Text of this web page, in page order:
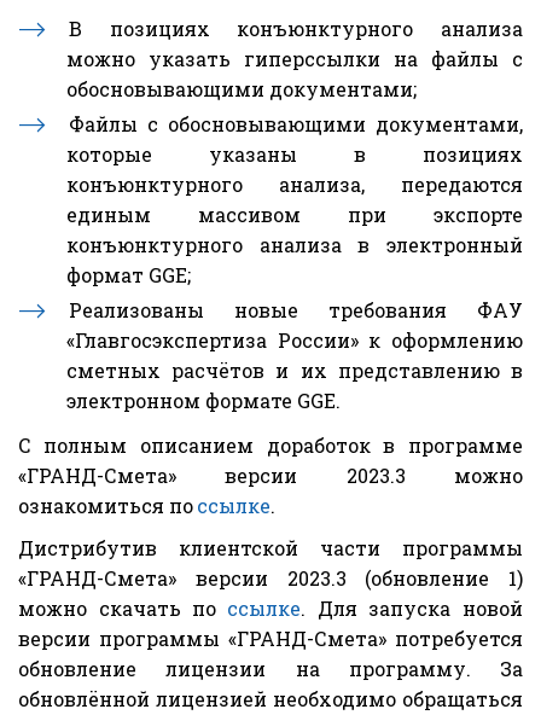
В позициях конъюнктурного анализа
можно указать гиперссылки на файлы с
обосновывающими документами;
Файлы с обосновывающими документами,
которые указаны в позициях
конъюнктурного анализа, передаются
единым массивом при экспорте
конъюнктурного анализа в электронный
формат GGE;
Реализованы новые требования ФАУ
«Главгосэкспертиза России» к оформлению
сметных расчётов и их представлению в
электронном формате GGE.
С полным описанием доработок в программе
«ГРАНД-Смета» версии 2023.3 можно
ознакомиться поссылке.
Дистрибутив клиентской части программы
«ГРАНД-Смета» версии 2023.3 (обновление 1)
можно скачать поссылке. Для запуска новой
версии программы «ГРАНД-Смета» потребуется
обновление лицензии на программу. За
обновлённой лицензией необходимо обращаться